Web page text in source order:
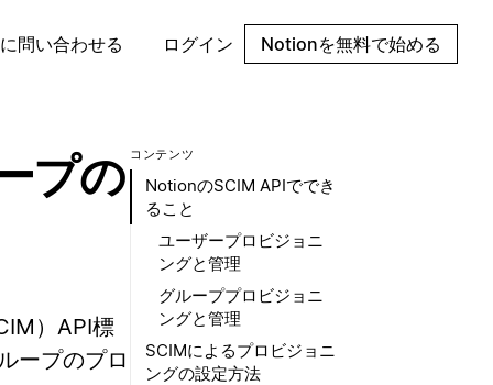
問い合わせる ログイン Notionを無料で始める
プの
）API標
ープのプロ
コンテンツ
NotionのSCIM APIででき
ること
ユーザープロビジョニ
ングと管理
グループプロビジョニ
ングと管理
SCIMによるプロビジョニ
ングの設定方法